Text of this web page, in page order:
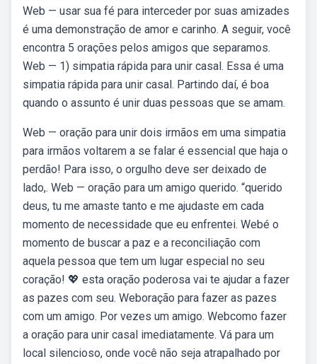
Web — usar sua fé para interceder por suas amizades
é uma demonstração de amor e carinho. A seguir, você
encontra 5 orações pelos amigos que separamos.
Web — 1) simpatia rápida para unir casal. Essa é uma
simpatia rápida para unir casal. Partindo daí, é boa
quando o assunto é unir duas pessoas que se amam.
Web — oração para unir dois irmãos em uma simpatia
para irmãos voltarem a se falar é essencial que haja o
perdão! Para isso, o orgulho deve ser deixado de
lado,. Web — oração para um amigo querido. “querido
deus, tu me amaste tanto e me ajudaste em cada
momento de necessidade que eu enfrentei. Webé o
momento de buscar a paz e a reconciliação com
aquela pessoa que tem um lugar especial no seu
coração! 💖 esta oração poderosa vai te ajudar a fazer
as pazes com seu. Weboração para fazer as pazes
com um amigo. Por vezes um amigo. Webcomo fazer
a oração para unir casal imediatamente. Vá para um
local silencioso, onde você não seja atrapalhado por